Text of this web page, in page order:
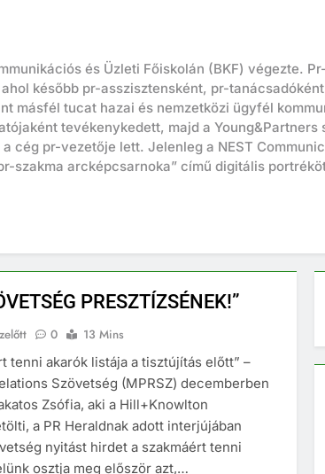
és Üzleti Főiskolán (BKF) végezte.
később pr-asszisztensként, pr-
másfél tucat hazai és nemzetközi ügyfél
tevékenykedett, majd a
cég pr-vezetője lett. Jelenleg a NEST
szakma arcképcsarnoka” című digitális
PRESZTÍZSÉNEK!”
0
13 Mins
tenni akarók listája a tisztújítás előtt” –
Szövetség (MPRSZ) decemberben
Zsófia, aki a Hill+Knowlton
a PR Heraldnak adott interjújában
nyitást hirdet a szakmáért tenni